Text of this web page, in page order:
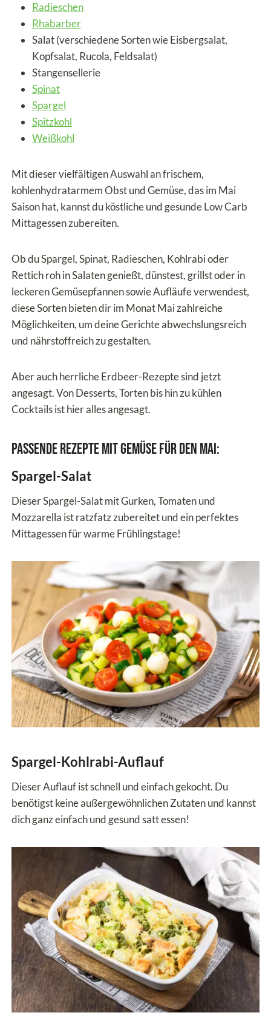
Radieschen
Rhabarber
Salat (verschiedene Sorten wie Eisbergsalat,
Kopfsalat, Rucola, Feldsalat)
Stangensellerie
Spinat
Spargel
Spitzkohl
Weißkohl
Mit dieser vielfältigen Auswahl an frischem,
kohlenhydratarmem Obst und Gemüse, das im Mai
Saison hat, kannst du köstliche und gesunde Low Carb
Mittagessen zubereiten.
Ob du Spargel, Spinat, Radieschen, Kohlrabi oder
Rettich roh in Salaten genießt, dünstest, grillst oder in
leckeren Gemüsepfannen sowie Aufläufe verwendest,
diese Sorten bieten dir im Monat Mai zahlreiche
Möglichkeiten, um deine Gerichte abwechslungsreich
und nährstoffreich zu gestalten.
Aber auch herrliche Erdbeer-Rezepte sind jetzt
angesagt. Von Desserts, Torten bis hin zu kühlen
Cocktails ist hier alles angesagt.
Passende Rezepte mit Gemüse für den Mai:
Spargel-Salat
Dieser Spargel-Salat mit Gurken, Tomaten und
Mozzarella ist ratzfatz zubereitet und ein perfektes
Mittagessen für warme Frühlingstage!
Spargel-Kohlrabi-Auflauf
Dieser Auflauf ist schnell und einfach gekocht. Du
benötigst keine außergewöhnlichen Zutaten und kannst
dich ganz einfach und gesund satt essen!